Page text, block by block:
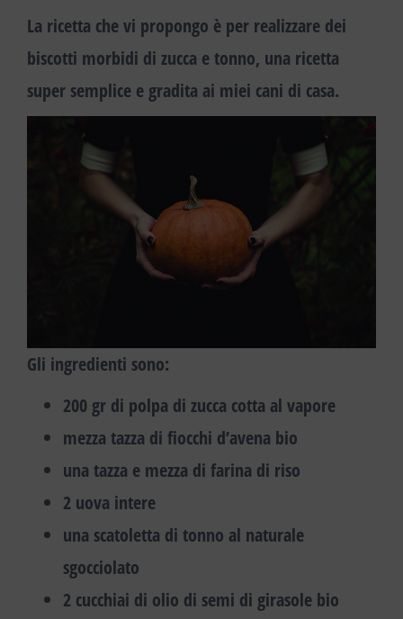
La ricetta che vi propongo è per realizzare dei
biscotti morbidi di zucca e tonno, una ricetta
super semplice e gradita ai miei cani di casa.
Gli ingredienti sono:
200 gr di polpa di zucca cotta al vapore
mezza tazza di fiocchi d’avena bio
una tazza e mezza di farina di riso
2 uova intere
una scatoletta di tonno al naturale
sgocciolato
2 cucchiai di olio di semi di girasole bio